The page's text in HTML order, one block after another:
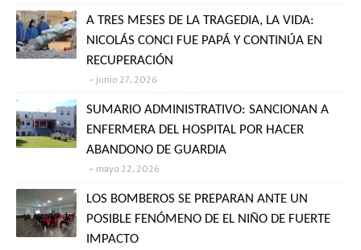
A TRES MESES DE LA TRAGEDIA, LA VIDA:
NICOLÁS CONCI FUE PAPÁ Y CONTINÚA EN
RECUPERACIÓN
junio 27, 2026
SUMARIO ADMINISTRATIVO: SANCIONAN A
ENFERMERA DEL HOSPITAL POR HACER
ABANDONO DE GUARDIA
mayo 22, 2026
LOS BOMBEROS SE PREPARAN ANTE UN
POSIBLE FENÓMENO DE EL NIÑO DE FUERTE
IMPACTO